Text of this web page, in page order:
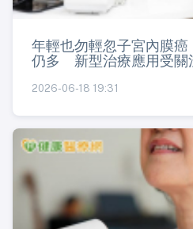
年輕也勿輕忽子宮內膜
仍多 新型治療應用受關
2026-06-18 19:31